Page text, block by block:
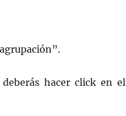
hacer click en el